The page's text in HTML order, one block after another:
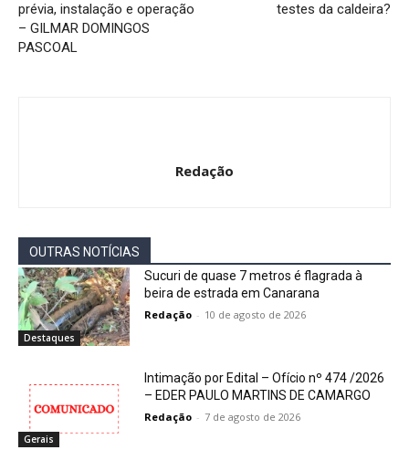
prévia, instalação e operação
– GILMAR DOMINGOS
PASCOAL
testes da caldeira?
Redação
OUTRAS NOTÍCIAS
Destaques
Sucuri de quase 7 metros é flagrada à
beira de estrada em Canarana
Redação - 10 de agosto de 2026
Gerais
Intimação por Edital – Ofício nº 474 /2026
– EDER PAULO MARTINS DE CAMARGO
Redação - 7 de agosto de 2026